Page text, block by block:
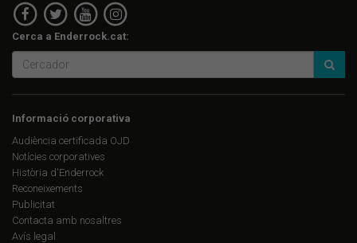
Cerca a Enderrock.cat:
Informació corporativa
Audiència certificada OJD
Notícies corporatives
Història d'Enderrock
Reconeixements
Publicitat
Contacta amb nosaltres
Avís legal